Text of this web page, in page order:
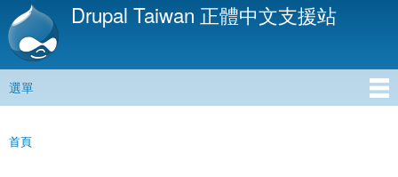
移
內
Drupal Taiwan 正體中文支援站
主選單
選單
您在這裡
首頁